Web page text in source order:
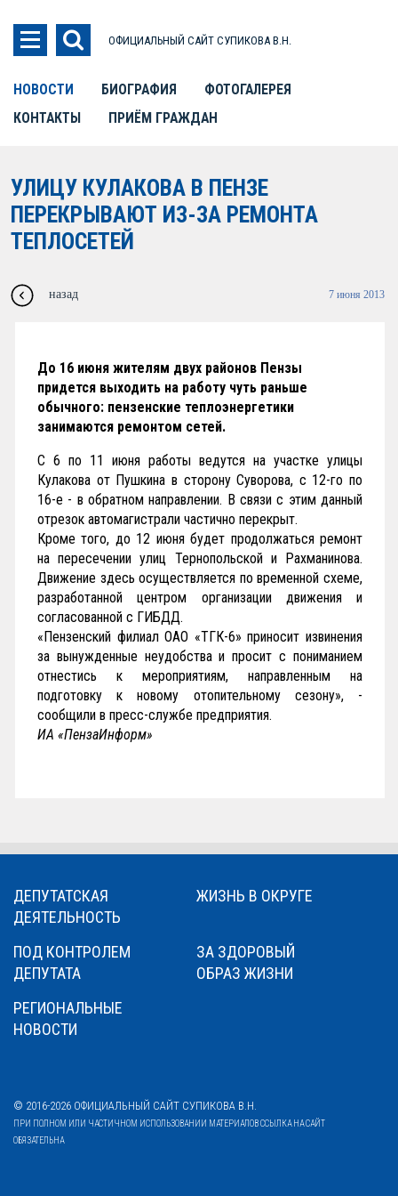
ОФИЦИАЛЬНЫЙ САЙТ СУПИКОВА В.Н.
НОВОСТИ БИОГРАФИЯ
ФОТОГАЛЕРЕЯ
КОНТАКТЫ
ПРИЁМ ГРАЖДАН
УЛИЦУ КУЛАКОВА В ПЕНЗЕ
ПЕРЕКРЫВАЮТ ИЗ-ЗА РЕМОНТА
ТЕПЛОСЕТЕЙ
назад 7 июня 2013
До 16 июня жителям двух районов Пензы
придется выходить на работу чуть раньше
обычного: пензенские теплоэнергетики
занимаются ремонтом сетей.
С 6 по 11 июня работы ведутся на участке улицы
Кулакова от Пушкина в сторону Суворова, с 12-го по
16-е - в обратном направлении. В связи с этим данный
отрезок автомагистрали частично перекрыт.
Кроме того, до 12 июня будет продолжаться ремонт
на пересечении улиц Тернопольской и Рахманинова.
Движение здесь осуществляется по временной схеме,
разработанной центром организации движения и
согласованной с ГИБДД.
«Пензенский филиал ОАО «ТГК-6» приносит извинения
за вынужденные неудобства и просит с пониманием
отнестись к мероприятиям, направленным на
подготовку к новому отопительному сезону», -
сообщили в пресс-службе предприятия.
ИА «ПензаИнформ»
ДЕПУТАТСКАЯ
ДЕЯТЕЛЬНОСТЬ
ЖИЗНЬ В ОКРУГЕ
ПОД КОНТРОЛЕМ
ДЕПУТАТА
ЗА ЗДОРОВЫЙ
ОБРАЗ ЖИЗНИ
РЕГИОНАЛЬНЫЕ
НОВОСТИ
© 2016-2026 ОФИЦИАЛЬНЫЙ САЙТ СУПИКОВА В.Н.
ПРИ ПОЛНОМ ИЛИ ЧАСТИЧНОМ ИСПОЛЬЗОВАНИИ МАТЕРИАЛОВ ССЫЛКА НА САЙТ
ОБЯЗАТЕЛЬНА